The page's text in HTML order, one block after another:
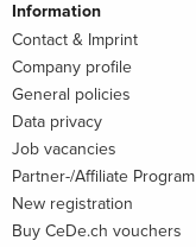
Information
Contact & Imprint
Company profile
General policies
Data privacy
Job vacancies
Partner-/Affiliate Program
New registration
Buy CeDe.ch vouchers